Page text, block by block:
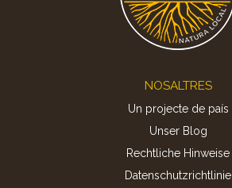
NOSALTRES
Un projecte de país
Unser Blog
Rechtliche Hinweise
Datenschutzrichtlinie